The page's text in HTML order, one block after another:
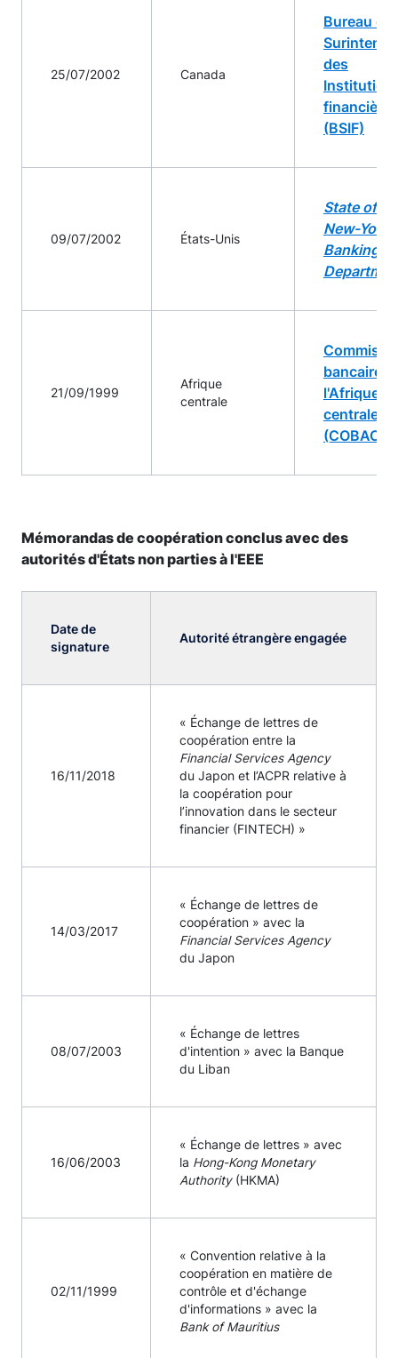
25/07/2002 Canada
Bureau du
des
financières
(BSIF)
09/07/2002 États-Unis
State of
New-York
Banking
21/09/1999
Afrique
centrale
bancaire
l'Afrique
centrale
(COBAC)
Mémorandas de coopération conclus avec des
autorités d'États non parties à l'EEE
Date de
signature
Autorité étrangère engagée
16/11/2018
« Échange de lettres de
coopération entre la
Financial Services Agency
du Japon et l’ACPR relative à
la coopération pour
l’innovation dans le secteur
financier (FINTECH) »
14/03/2017
« Échange de lettres de
coopération » avec la
Financial Services Agency
du Japon
08/07/2003
« Échange de lettres
d'intention » avec la Banque
du Liban
16/06/2003
« Échange de lettres » avec
la Hong-Kong Monetary
Authority(HKMA)
02/11/1999
« Convention relative à la
coopération en matière de
contrôle et d'échange
d'informations » avec la
Bank of Mauritius